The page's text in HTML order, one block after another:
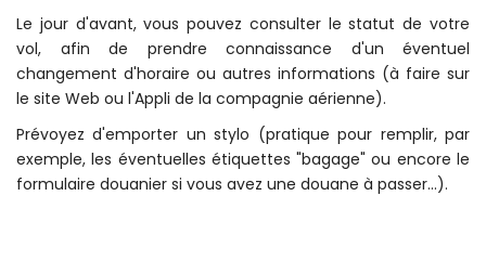
Le jour d'avant, vous pouvez consulter le statut de votre
vol, afin de prendre connaissance d'un éventuel
changement d'horaire ou autres informations (à faire sur
le site Web ou l'Appli de la compagnie aérienne).
Prévoyez d'emporter un stylo (pratique pour remplir, par
exemple, les éventuelles étiquettes "bagage" ou encore le
formulaire douanier si vous avez une douane à passer...).